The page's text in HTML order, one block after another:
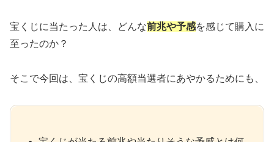
宝くじに当たった人は、どんな前兆や予感を感じて購入に
至ったのか？
そこで今回は、宝くじの高額当選者にあやかるためにも、